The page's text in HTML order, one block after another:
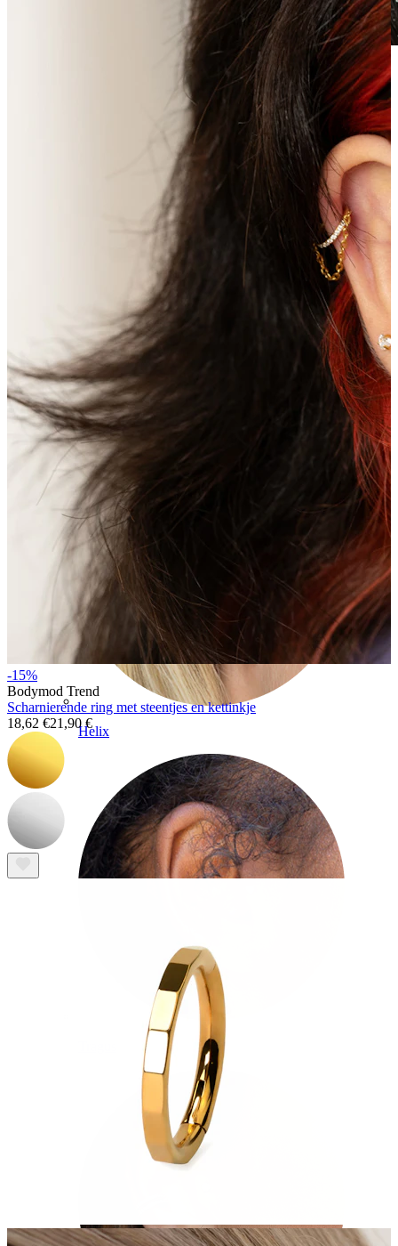
Oorlel
Helix
-15%
Bodymod Trend
Scharnierende ring met steentjes en kettinkje
18,62 €21,90 €